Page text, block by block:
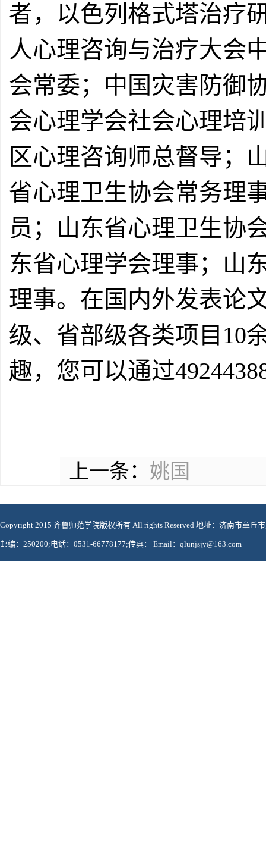
者，以色列格式塔治疗
人心理咨询与治疗大会
会常委；中国灾害防御
会心理学会社会心理培
区心理咨询师总督导；
省心理卫生协会常务理
员；山东省心理卫生协
东省心理学会理事；山
理事。在国内外发表论
级、省部级各类项目10
趣，您可以通过
上一条： 姚国
Copyright 2015 齐鲁师范学院版权所有 All rights Reserved 地址：济南市章丘
邮编：250200;电话：0531-66778177;传真： Email：qlunjsjy@163.com